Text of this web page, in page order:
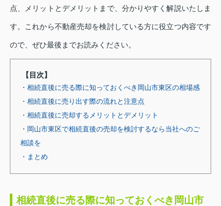
点、メリットとデメリットまで、分かりやすく解説いたしま
す。これから不動産売却を検討している方に役立つ内容です
ので、ぜひ最後までお読みください。
【目次】
・相続直後に売る際に知っておくべき岡山市東区の相場感
・相続直後に売り出す際の流れと注意点
・相続直後に売却するメリットとデメリット
・岡山市東区で相続直後の売却を検討するなら当社へのご
相談を
・まとめ
相続直後に売る際に知っておくべき岡山市